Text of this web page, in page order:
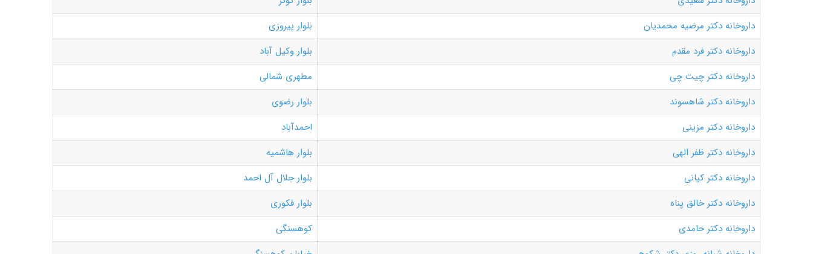
داروخانه دکتر مرضیه محمدیان
بلوار پیروزی
داروخانه دکتر فرد مقدم
بلوار وکیل آباد
داروخانه دکتر چیت چی
مطهری شمالی
داروخانه دکتر شاهسوند
بلوار رضوی
داروخانه دکتر مزینی
احمدآباد
داروخانه دکتر ظفر الهی
بلوار هاشمیه
داروخانه دکتر کیانی
بلوار جلال آل احمد
داروخانه دکتر خالق پناه
بلوار فکوری
داروخانه دکتر حامدی
کوهسنگی